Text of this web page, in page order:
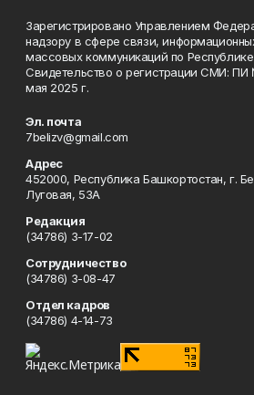
Зарегистрировано Управлением
надзору в сфере связи,
массовых коммуникаций по
Свидетельство о регистрации СМИ: ПИ
мая 2025 г.
Эл. почта
7belizv@gmail.com
Адрес
452000, Республика Башкортостан, г.
Луговая, 53А
Редакция
(34786) 3-17-02
Сотрудничество
(34786) 3-08-47
Отдел кадров
(34786) 4-14-73